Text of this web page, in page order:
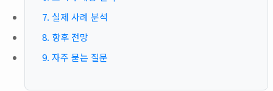
7. 실제 사례 분석
8. 향후 전망
9. 자주 묻는 질문